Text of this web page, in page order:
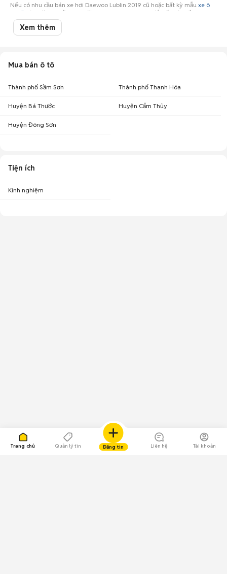
Trang chủ Quản lý tin Đăng tin Liên hệ Tài khoản
Nếu có nhu cầu bán xe hơi Daewoo Lublin 2019 cũ hoặc bất kỳ mẫu xe ô
tô cũ nào, đừng ngần ngại đăng tin ngay hôm nay để tiếp cận số lượng
lớn người mua tiềm năng ở Huyện Quảng Xương, Thanh Hóa!
Xem thêm
Mua bán ô tô
Thành phố Sầm Sơn Thành phố Thanh Hóa
Huyện Bá Thước Huyện Cẩm Thủy
Huyện Đông Sơn
Tiện ích
Kinh nghiệm